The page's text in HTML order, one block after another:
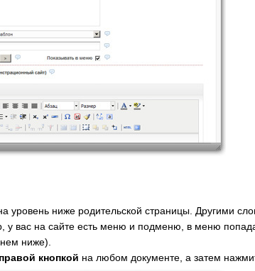
уровень ниже родительской страницы. Другими
у вас на сайте есть меню и подменю, в меню
ниже).
правой кнопкой на любом документе, а затем